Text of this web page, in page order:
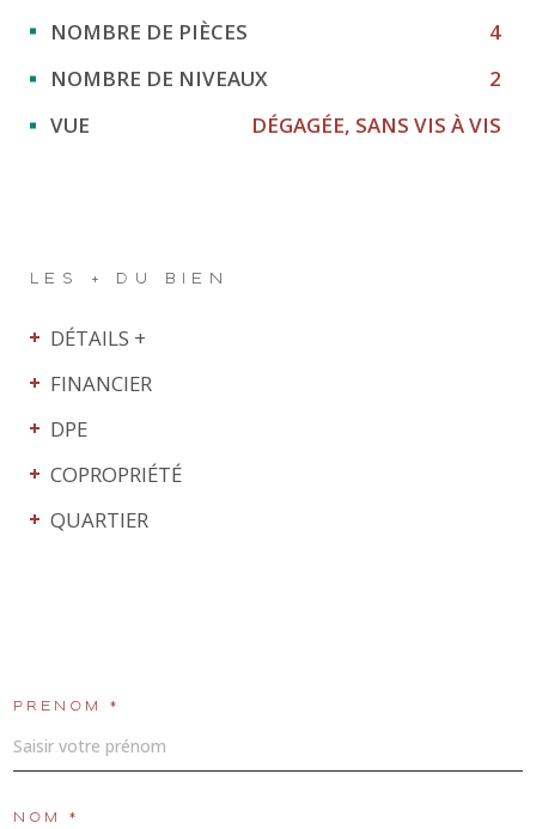
NOMBRE DE PIÈCES
4
NOMBRE DE NIVEAUX
2
VUE
DÉGAGÉE, SANS VIS À VIS
LES + DU BIEN
DÉTAILS +
FINANCIER
DPE
COPROPRIÉTÉ
QUARTIER
PRÉNOM *
NOM *